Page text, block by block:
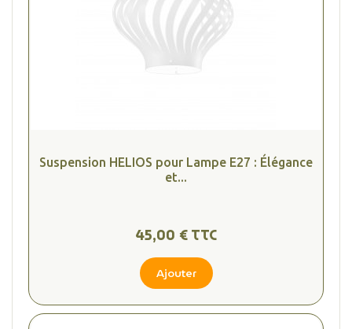
Suspension HELIOS pour Lampe E27 : Élégance
et...
45,00 € TTC
Ajouter